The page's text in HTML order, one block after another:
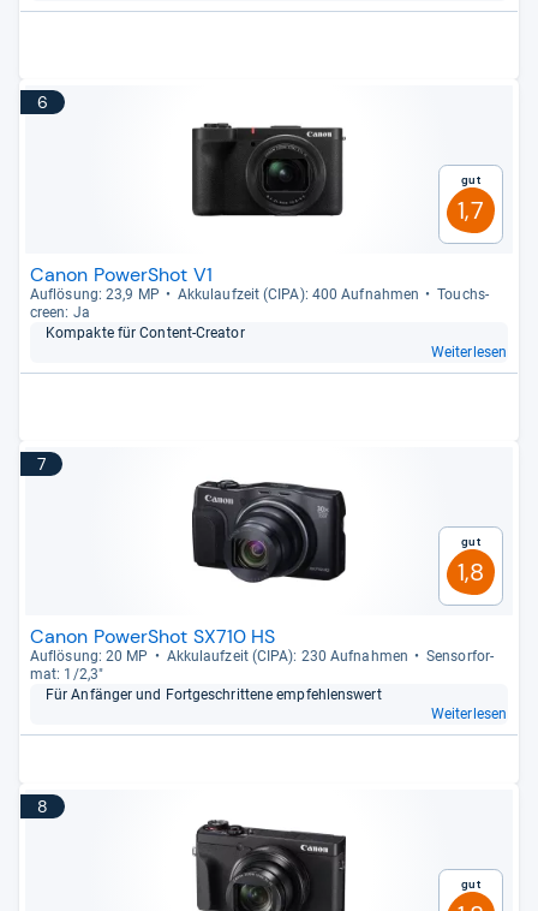
6
Gut
1,7
Canon PowerShot V1
Auf­lö­sung: 23,9 MP Akku­lauf­zeit (CIPA): 400 Auf­nah­men
Touch­s­
creen: Ja
Kom­pakte für Con­tent-​Crea­tor
Weiterlesen
7
Gut
1,8
Canon PowerShot SX710 HS
Auf­lö­sung: 20 MP Akku­lauf­zeit (CIPA): 230 Auf­nah­men
Sen­sor­for­
mat: 1/2,3"
Für Anfän­ger und Fort­ge­schrit­tene emp­feh­lens­wert
Weiterlesen
8
Gut